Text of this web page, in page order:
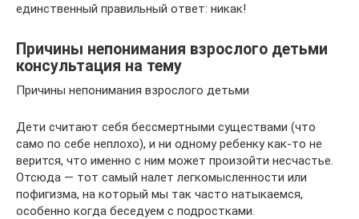
единственный правильный ответ: никак!
Причины непонимания взрослого детьми
консультация на тему
Причины непонимания взрослого детьми
Дети считают себя бессмертными существами (что
само по себе неплохо), и ни одному ребенку как-то не
верится, что именно с ним может произойти несчастье.
Отсюда — тот самый налет легкомысленности или
пофигизма, на который мы так часто натыкаемся,
особенно когда беседуем с подростками.